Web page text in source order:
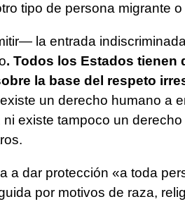
tipo de persona migrante
la entrada
. Todos los Estados tienen
la base del respeto
un derecho humano a
existe tampoco un
a dar protección «a toda
por motivos de raza,